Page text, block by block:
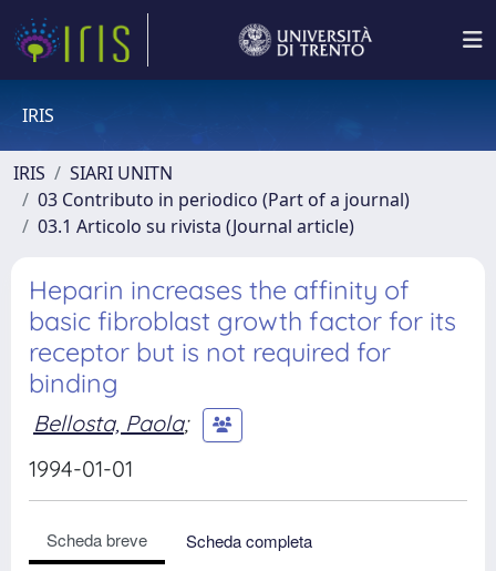
IRIS
IRIS
SIARI UNITN
03 Contributo in periodico (Part of a journal)
03.1 Articolo su rivista (Journal article)
Heparin increases the affinity of
basic fibroblast growth factor for its
receptor but is not required for
binding
Bellosta, Paola;
1994-01-01
Scheda breve
Scheda completa